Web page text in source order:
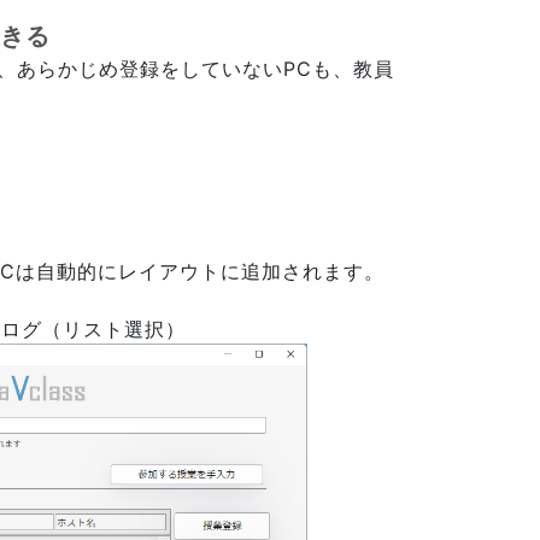
る
らかじめ登録をしていないPCも、教員
自動的にレイアウトに追加されます。
グ（リスト選択）